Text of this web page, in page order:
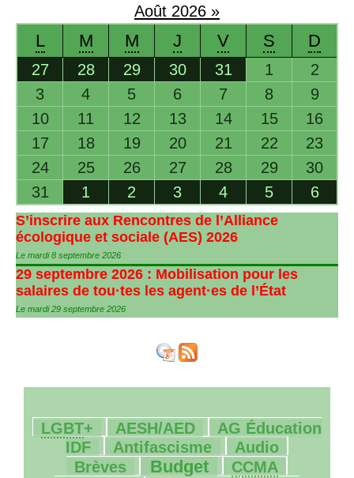
Août 2026 »
L M M J V S D
27 28 29 30 31 1
2
3
4 5 6 7 8
9
10
11 12 13 14 15
16
17
18 19 20 21 22
23
24
25 26 27 28 29
30
31
1 2 3 4 5 6
S’inscrire aux Rencontres de l’Alliance
écologique et sociale (AES) 2026
Le mardi 8 septembre 2026
29 septembre 2026 : Mobilisation pour les
salaires de tou·tes les agent·es de l’État
Le mardi 29 septembre 2026
40/2257
LGBT+
109/2257 AESH/AED
15/2257 AG Éducation
IDF
214/2257 Antifascisme
34/2257 Audio
38/2257
Brèves
568/2257 Budget
156/2257 CCMA
18/2257